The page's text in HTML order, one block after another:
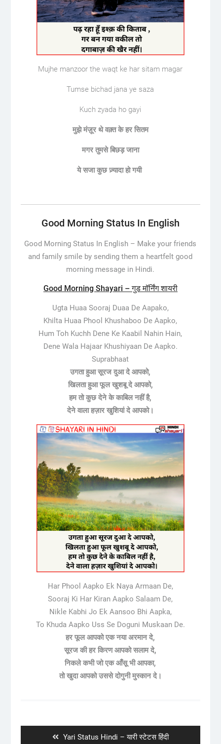
Mujhe manzoor the waqt ke har sitam magar
Tumse bichad jana ye saza
Kuch zyada ho gayi
मुझे मंज़ूर थे वक़्त के हर सितम
मगर तुमसे बिछड़ जाना
ये सजा कुछ ज़्यादा हो गयी
Good Morning Status In English
Good Morning Status In English – Make your friends
and family smile by sending them a heartfelt good
morning message in Hindi.
Good Morning Shayari – गुड मॉर्निंग शायरी
Ugta Huaa Sooraj Duaa De Aapako,
Khilta Huaa Phool Khushaboo De Aapko,
Hum Toh Kuchh Dene Ke Kaabil Nahin Hain,
Dene Wala Hajaar Khushiyaan De Aapko.
Suprabhaat
उगता हुआ सूरज दुआ दे आपको,
खिलता हुआ फूल खुशबू दे आपको,
हम तो कुछ देने के काबिल नहीं है,
देने वाला हज़ार खुशियां दे आपको।
Har Phool Aapko Ek Naya Armaan De,
Sooraj Ki Har Kiran Aapko Salaam De,
Nikle Kabhi Jo Ek Aansoo Bhi Aapka,
To Khuda Aapko Uss Se Doguni Muskaan De.
हर फूल आपको एक नया अरमान दे,
सूरज की हर किरण आपको सलाम दे,
निकले कभी जो एक आँसू भी आपका,
तो खुदा आपको उससे दोगुनी मुस्कान दे।
Previous
Yari Status Hindi – यारी स्टेटस हिंदी